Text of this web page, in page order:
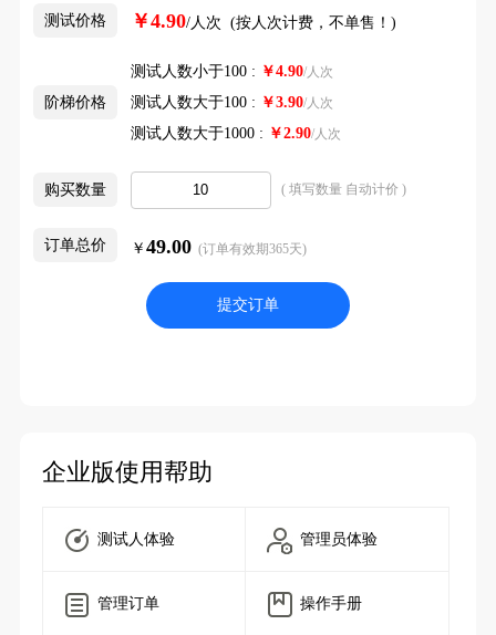
测试价格 ￥4.90/人次 (按人次计费，不单售！)
阶梯价格
测试人数小于100 : ￥4.90/人次
测试人数大于100 : ￥3.90/人次
测试人数大于1000 : ￥2.90/人次
购买数量 ( 填写数量 自动计价 )
订单总价 ￥ 49.00(订单有效期365天)
提交订单
企业版使用帮助
测试人体验 管理员体验
管理订单 操作手册